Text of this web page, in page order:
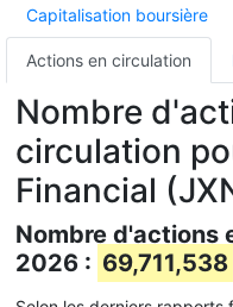
Capitalisation boursière
Actions en circulation
Nombre
circulation
Financial
Nombre d'actions
2026 : 69,711,538